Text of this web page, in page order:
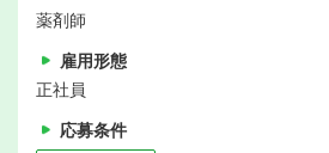
薬剤師
雇用形態
正社員
応募条件